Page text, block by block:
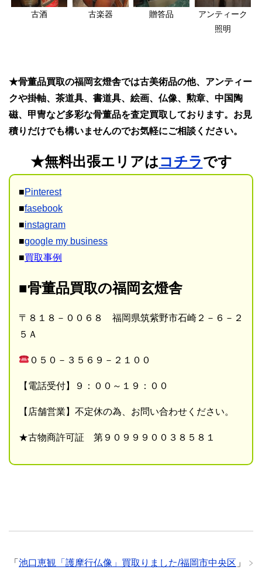
古酒 古楽器 贈答品
アンティーク
照明
★骨董品買取の福岡玄燈舎では古美術品の他、アンティー
クや掛軸、茶道具、書道具、絵画、仏像、勲章、中国陶
磁、甲冑など多彩な骨董品を査定買取しております。お見
積りだけでも構いませんのでお気軽にご相談ください。
★無料出張エリアはコチラです
■Pinterest
■fasebook
■instagram
■google my business
■買取事例
■骨董品買取の福岡玄燈舎
〒８１８－００６８ 福岡県筑紫野市石崎２－６－２
５Ａ
０５０－３５６９－２１００
【電話受付】９：００～１９：００
【店舗営業】不定休の為、お問い合わせください。
★古物商許可証 第９０９９９００３８５８１
「 池口恵観「護摩行仏像」買取りました/福岡市中央区 」